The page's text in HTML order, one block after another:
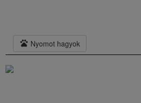
pets Nyomot hagyok